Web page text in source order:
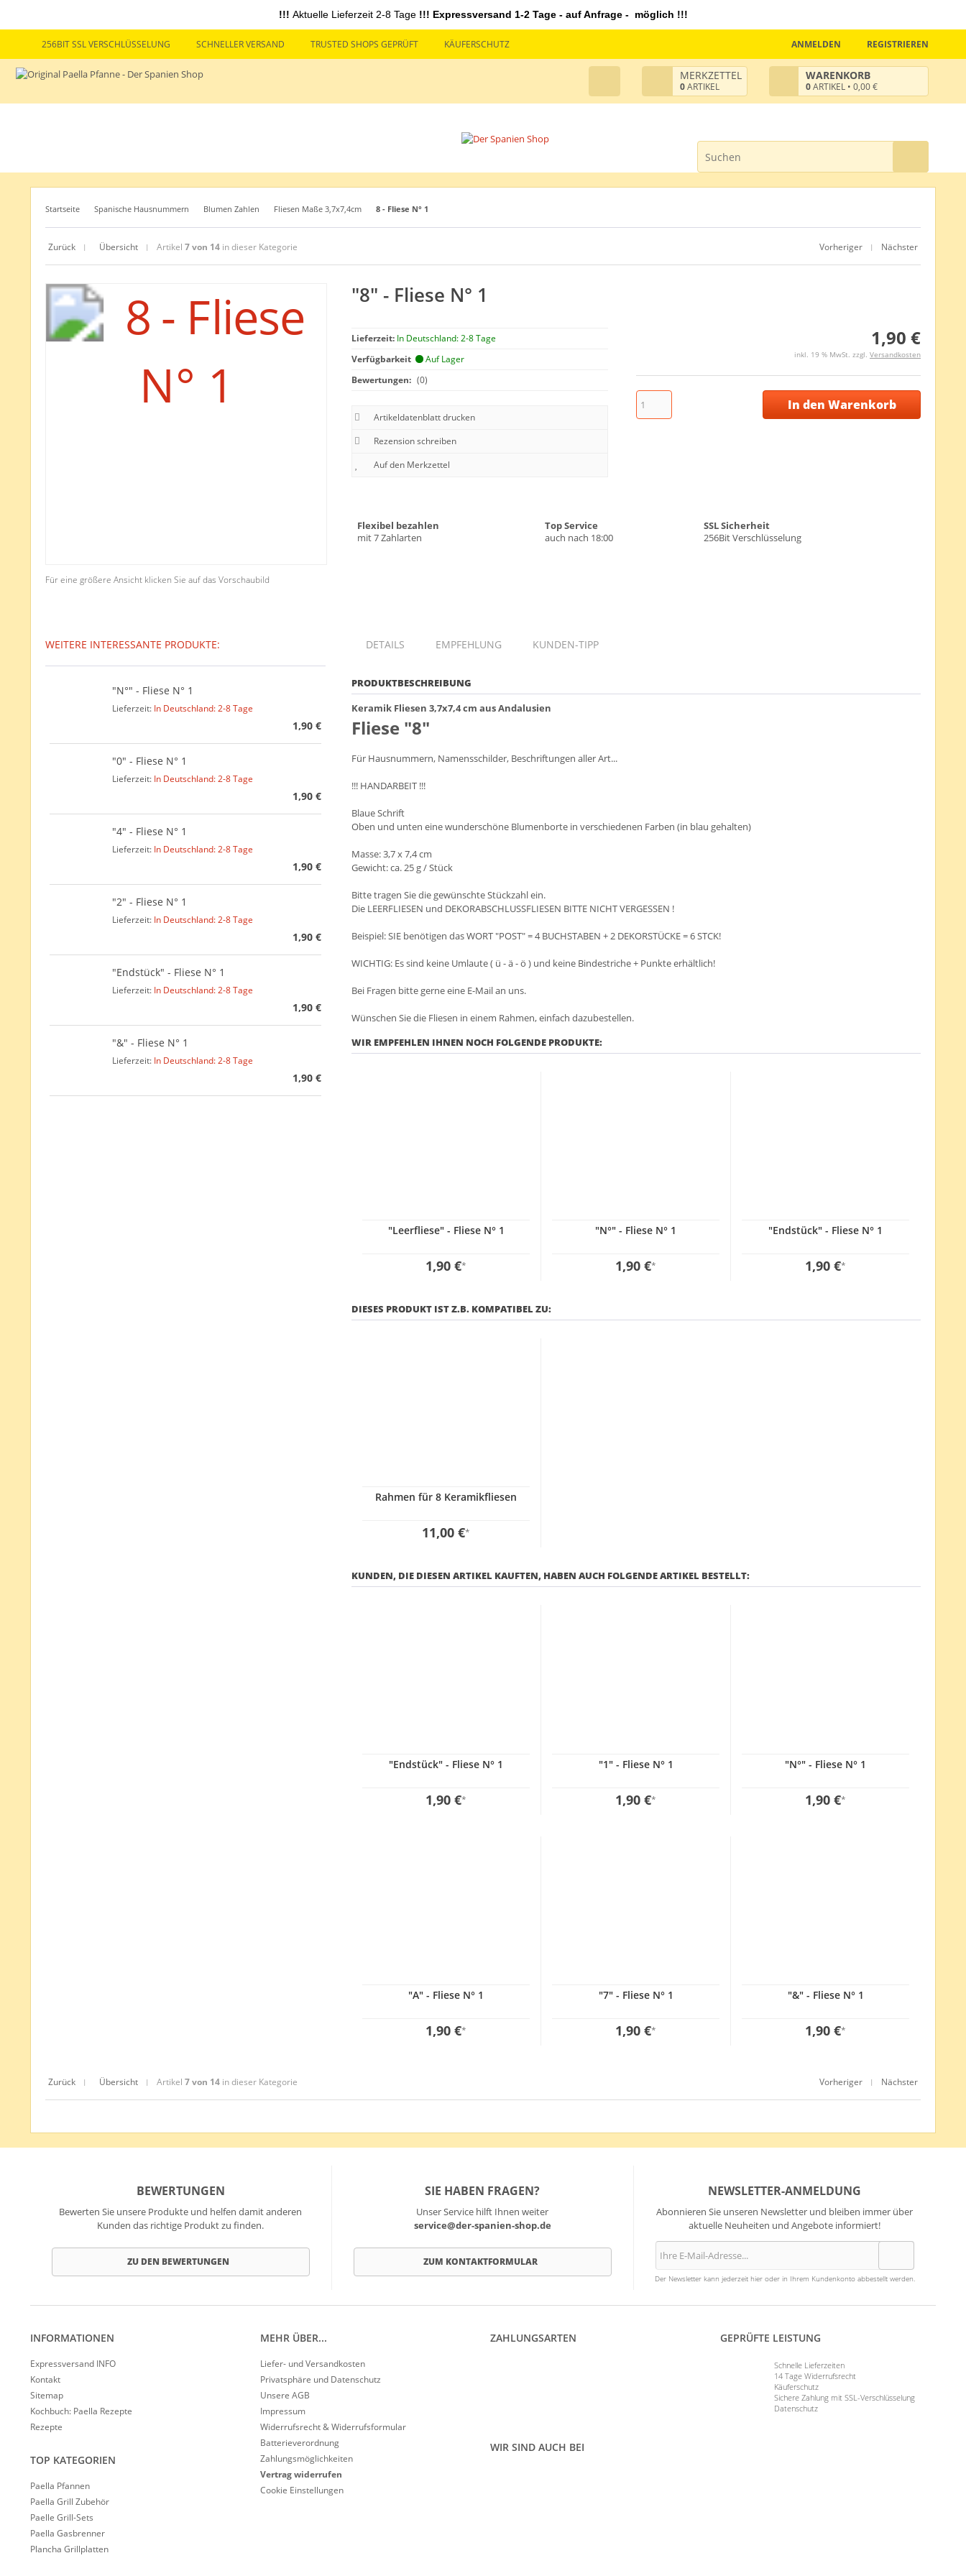
!!! Aktuelle Lieferzeit 2-8 Tage !!! Expressversand 1-2 Tage - auf Anfrage - möglich !!!
256BIT SSL VERSCHLÜSSELUNG SCHNELLER VERSAND TRUSTED SHOPS GEPRÜFT KÄUFERSCHUTZ REGISTRIEREN
ANMELDEN
WARENKORB
0ARTIKEL • 0,00 €
MERKZETTEL
0ARTIKEL
Startseite Spanische Hausnummern Blumen Zahlen Fliesen Maße 3,7x7,4cm 8 - Fliese N° 1
Zurück | Übersicht | Artikel 7 von 14 in dieser Kategorie Vorheriger | Nächster
Für eine größere Ansicht klicken Sie auf das Vorschaubild
"8" - Fliese N° 1
Lieferzeit: In Deutschland: 2-8 Tage
Verfügbarkeit
Auf Lager
Bewertungen: (0)
Artikeldatenblatt drucken
Rezension schreiben
1,90 €
inkl. 19 % MwSt. zzgl. Versandkosten
In den Warenkorb
Flexibel bezahlen
mit 7 Zahlarten
Top Service
auch nach 18:00
SSL Sicherheit
256Bit Verschlüsselung
DETAILS EMPFEHLUNG KUNDEN-TIPP
PRODUKTBESCHREIBUNG
Keramik Fliesen 3,7x7,4 cm aus Andalusien
Fliese "8"
Für Hausnummern, Namensschilder, Beschriftungen aller Art...
!!! HANDARBEIT !!!
Blaue Schrift
Oben und unten eine wunderschöne Blumenborte in verschiedenen Farben (in blau gehalten)
Masse: 3,7 x 7,4 cm
Gewicht: ca. 25 g / Stück
Bitte tragen Sie die gewünschte Stückzahl ein.
Die LEERFLIESEN und DEKORABSCHLUSSFLIESEN BITTE NICHT VERGESSEN !
Beispiel: SIE benötigen das WORT "POST" = 4 BUCHSTABEN + 2 DEKORSTÜCKE = 6 STCK!
WICHTIG: Es sind keine Umlaute ( ü - ä - ö ) und keine Bindestriche + Punkte erhältlich!
Bei Fragen bitte gerne eine E-Mail an uns.
Wünschen Sie die Fliesen in einem Rahmen, einfach dazubestellen.
WIR EMPFEHLEN IHNEN NOCH FOLGENDE PRODUKTE:
"Leerfliese" - Fliese N° 1
1,90 €*
"N°" - Fliese N° 1
1,90 €*
"Endstück" - Fliese N° 1
1,90 €*
DIESES PRODUKT IST Z.B. KOMPATIBEL ZU:
Rahmen für 8 Keramikfliesen
11,00 €*
KUNDEN, DIE DIESEN ARTIKEL KAUFTEN, HABEN AUCH FOLGENDE ARTIKEL BESTELLT:
"Endstück" - Fliese N° 1
1,90 €*
"1" - Fliese N° 1
1,90 €*
"N°" - Fliese N° 1
1,90 €*
"A" - Fliese N° 1
1,90 €*
"7" - Fliese N° 1
1,90 €*
"&" - Fliese N° 1
1,90 €*
WEITERE INTERESSANTE PRODUKTE:
"N°" - Fliese N° 1
Lieferzeit: In Deutschland: 2-8 Tage
1,90 €
"0" - Fliese N° 1
Lieferzeit: In Deutschland: 2-8 Tage
1,90 €
"4" - Fliese N° 1
Lieferzeit: In Deutschland: 2-8 Tage
1,90 €
"2" - Fliese N° 1
Lieferzeit: In Deutschland: 2-8 Tage
1,90 €
"Endstück" - Fliese N° 1
Lieferzeit: In Deutschland: 2-8 Tage
1,90 €
"&" - Fliese N° 1
Lieferzeit: In Deutschland: 2-8 Tage
1,90 €
Zurück | Übersicht | Artikel 7 von 14 in dieser Kategorie Vorheriger | Nächster
BEWERTUNGEN
Bewerten Sie unsere Produkte und helfen damit anderen
Kunden das richtige Produkt zu finden.
ZU DEN BEWERTUNGEN
SIE HABEN FRAGEN?
Unser Service hilft Ihnen weiter
service@der-spanien-shop.de
ZUM KONTAKTFORMULAR
NEWSLETTER-ANMELDUNG
Abonnieren Sie unseren Newsletter und bleiben immer über
aktuelle Neuheiten und Angebote informiert!
Der Newsletter kann jederzeit hier oder in Ihrem Kundenkonto abbestellt werden.
INFORMATIONEN
Expressversand INFO
Kontakt
Sitemap
Kochbuch: Paella Rezepte
Rezepte
TOP KATEGORIEN
Paella Pfannen
Paella Grill Zubehör
Paelle Grill-Sets
Paella Gasbrenner
Plancha Grillplatten
MEHR ÜBER...
Liefer- und Versandkosten
Privatsphäre und Datenschutz
Unsere AGB
Impressum
Widerrufsrecht & Widerrufsformular
Batterieverordnung
Zahlungsmöglichkeiten
Vertrag widerrufen
Cookie Einstellungen
ZAHLUNGSARTEN
WIR SIND AUCH BEI
GEPRÜFTE LEISTUNG
Schnelle Lieferzeiten
14 Tage Widerrufsrecht
Käuferschutz
Sichere Zahlung mit SSL-Verschlüsselung
Datenschutz